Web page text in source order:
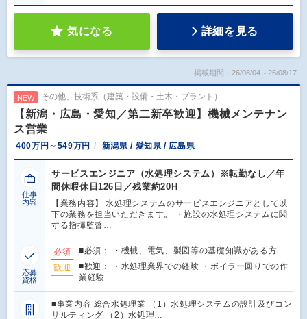
気になる 詳細を見る
掲載期間：26/08/04～26/08/17
NEW その他、技術系（建築・設備・土木・プラント）
【新潟・広島・愛知／第二新卒歓迎】機械メンテナン
ス営業
400万円～549万円 新潟県 / 愛知県 / 広島県
仕事
内容
サービスエンジニア（水処理システム）※転勤なし／年
間休暇休日126日／残業約20H
【業務内容】 水処理システムのサービスエンジニアとして以
下の業務を担当いただきます。 ・施設の水処理システムに関
する指揮監督…
応募
資格
必須
■必須： ・機械、電気、製図等の基礎知識がある方
歓迎
■歓迎： ・水処理業界での経験 ・ボイラー回りでの作
業経験
■事業内容 総合水処理業 （1）水処理システムの設計及びコン
サルティング （2）水処理…